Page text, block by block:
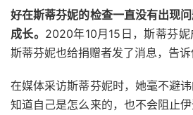
好在斯蒂芬妮的检查一直没有出现
成长。 2020年10月15日，斯蒂芬妮
斯蒂芬妮也给捐赠者发了消息，告诉
在媒体采访斯蒂芬妮时，她毫不避
知道自己是怎么来的，也不会阻止